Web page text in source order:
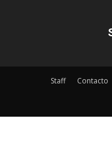
Staff Contacto